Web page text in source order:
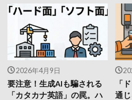
2026年4月9日
要注意！生成AIも騙される
「カタカナ英語」の罠。ハ
「
通